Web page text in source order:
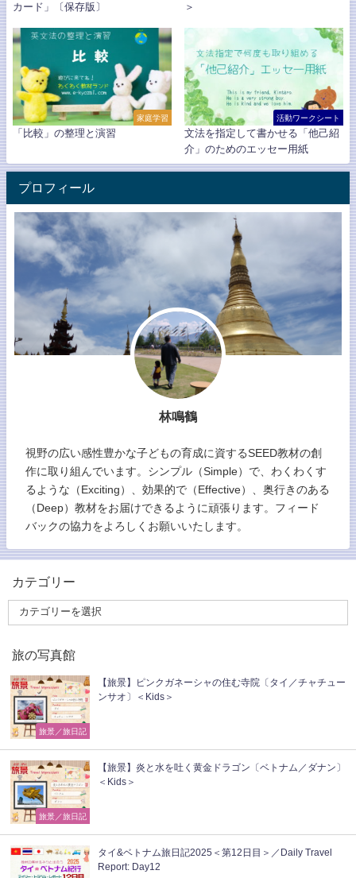
カード」〔保存版〕
＞
家庭学習
「比較」の整理と演習
活動ワークシート
文法を指定して書かせる「他己紹
介」のためのエッセー用紙
プロフィール
林鳴鶴
視野の広い感性豊かな子どもの育成に資するSEED教材の創
作に取り組んでいます。シンプル（Simple）で、わくわくす
るような（Exciting）、効果的で（Effective）、奥行きのある
（Deep）教材をお届けできるように頑張ります。フィード
バックの協力をよろしくお願いいたします。
カテゴリー
旅の写真館
旅景／旅日記
【旅景】ピンクガネーシャの住む寺院〔タイ／チャチュー
ンサオ〕＜Kids＞
旅景／旅日記
【旅景】炎と水を吐く黄金ドラゴン〔ベトナム／ダナン〕
＜Kids＞
タイ&ベトナム旅日記2025＜第12日目＞／Daily Travel
Report: Day12